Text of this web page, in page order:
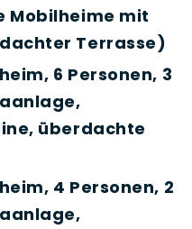
Mobilheime mit
Terrasse)
6 Personen, 3
überdachte
4 Personen, 2